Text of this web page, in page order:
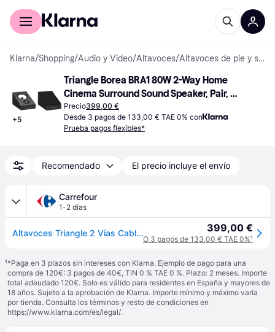
Comprar con Klarna
Klarna/Shopping/Audio y Video/Altavoces/ Altavoces de pie y surround
+5
Triangle Borea BRA1 80W 2-Way Home
Cinema Surround Sound Speaker, Pair,
Light Oak
Precio399,00 €
Desde 3 pagos de 133,00 € TAE 0% con
Prueba pagos flexibles*
Recomendado El precio incluye el envío
Carrefour
1-2 días
Altavoces Triangle 2 Vías Cableados 80w Para Montaje Mural Y Estantería 399,00 €
O 3 pagos de 133,00 € TAE 0%¹
¹*Paga en 3 plazos sin intereses con Klarna. Ejemplo de pago para una
compra de 120€: 3 pagos de 40€, TIN 0 % TAE 0 %. Plazo: 2 meses. Importe
total adeudado 120€. Solo es válido para residentes en España y mayores de
18 años. Sujeto a la aprobación de Klarna. Importe mínimo y máximo varía
por tienda. Consulta los términos y resto de condiciones en
https://www.klarna.com/es/legal/.